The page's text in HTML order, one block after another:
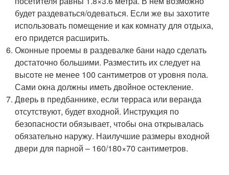
будет раздеваться/одеваться. Если же вы захотите
использовать помещение и как комнату для отдыха,
его придется расширить.
Оконные проемы в раздевалке бани надо сделать
достаточно большими. Разместить их следует на
высоте не менее 100 сантиметров от уровня пола.
Сами окна должны иметь двойное остекление.
Дверь в предбаннике, если терраса или веранда
отсутствуют, будет входной. Инструкция по
безопасности обязывает, чтобы она открывалась
обязательно наружу. Наилучшие размеры входной
двери для парной – 160/180×70 сантиметров.